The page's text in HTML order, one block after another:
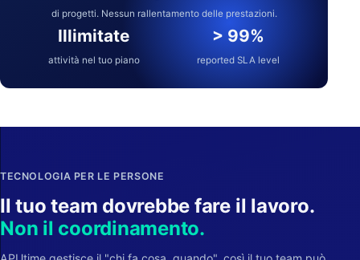
di progetti. Nessun rallentamento delle prestazioni.
Illimitate
attività nel tuo piano
> 99%
reported SLA level
TECNOLOGIA PER LE PERSONE
Il tuo team dovrebbe fare il lavoro.
Non il coordinamento.